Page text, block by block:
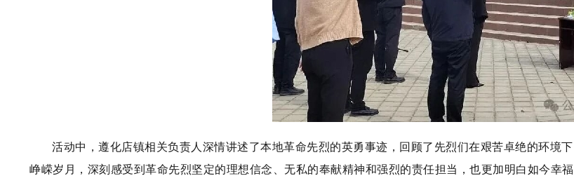
活动中，遵化店镇相关负责人深情讲述了本地革命先烈的英勇事迹，回顾了先烈们在艰苦卓绝的环境
峥嵘岁月，深刻感受到革命先烈坚定的理想信念、无私的奉献精神和强烈的责任担当，也更加明白如今幸福